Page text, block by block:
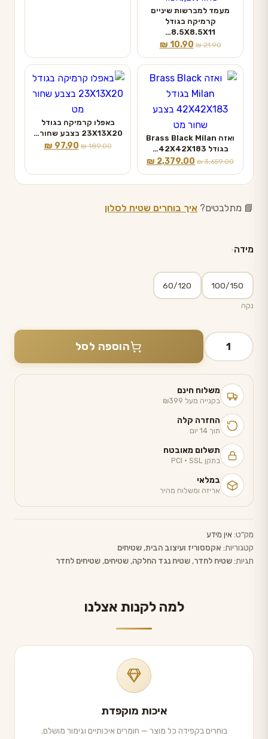
מעמד למברשות שיניים
קרמיקה בגודל
8.5X8.5X11…
₪21.90
המחיר
המקורי
₪ 10.90
המחיר
הנוכחי
ואזה Brass Black Milan
בגודל 42X42X183…
₪3,659.00
המחיר
המקורי
היה:
₪ 2,379.00
המחיר
הנוכחי
הוא:
באפלו קרמיקה בגודל
23X13X20 בצבע שחור…
₪189.00
המחיר
היה:
₪ 189.00.
₪ 97.90
המחיר
הוא:
₪ 97.90.
📘 מתלבטים? איך בוחרים שטיח לסלון
מידה
נקה
100/150
60/120
כמות
של
כדורגל
בעיטה
לחדר
ילדים
כחול
הוספה לסל
משלוח חינם
בקנייה מעל ₪399
החזרה קלה
תוך 14 יום
תשלום מאובטח
בתקן PCI · SSL
במלאי
אריזה ומשלוח מהיר
מק"ט: אין מידע
קטגוריות: אקססוריז ועיצוב הבית, שטיחים
תגיות:שטיח לחדר, שטיח נגד החלקה, שטיחים, שטיחים לחדר
למה לקנות אצלנו
איכות מוקפדת
בוחרים בקפידה כל מוצר — חומרים איכותיים וגימור מושלם.